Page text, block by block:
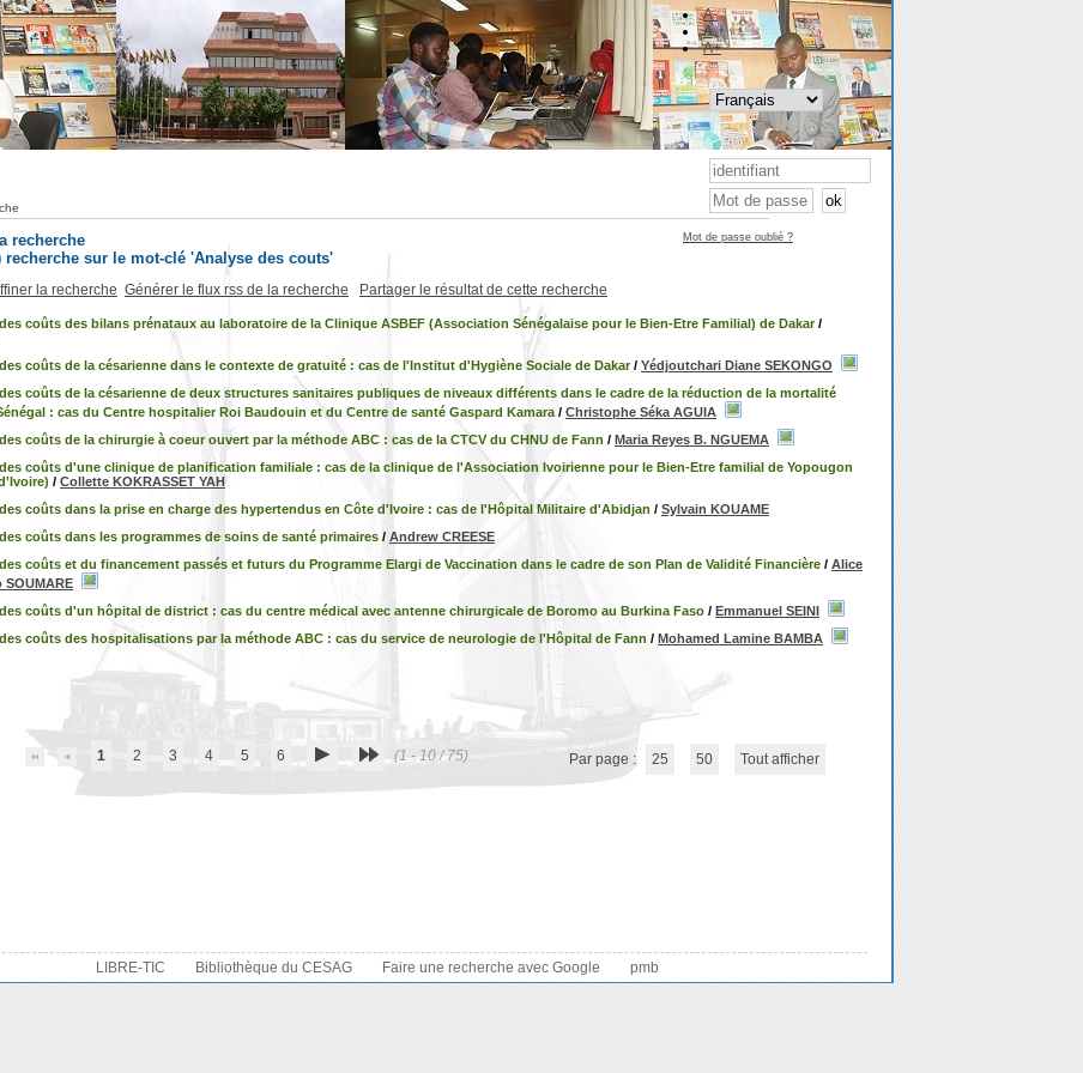
recherche
recherche sur le mot-clé 'Analyse des couts'
la recherche Générer le flux rss de la recherche Partager le résultat de cette recherche
coûts des bilans prénataux au laboratoire de la Clinique ASBEF (Association Sénégalaise pour le Bien-Etre Familial) de Dakar/
coûts de la césarienne dans le contexte de gratuité : cas de l'Institut d'Hygiène Sociale de Dakar/ Yédjoutchari Diane SEKONGO
coûts de la césarienne de deux structures sanitaires publiques de niveaux différents dans le cadre de la réduction de la mortalité
: cas du Centre hospitalier Roi Baudouin et du Centre de santé Gaspard Kamara / Christophe Séka AGUIA
coûts de la chirurgie à coeur ouvert par la méthode ABC : cas de la CTCV du CHNU de Fann / Maria Reyes B. NGUEMA
coûts d'une clinique de planification familiale : cas de la clinique de l'Association Ivoirienne pour le Bien-Etre familial de Yopougon
/ Collette KOKRASSET YAH
coûts dans la prise en charge des hypertendus en Côte d'Ivoire : cas de l'Hôpital Militaire d'Abidjan / Sylvain KOUAME
coûts dans les programmes de soins de santé primaires / Andrew CREESE
coûts et du financement passés et futurs du Programme Elargi de Vaccination dans le cadre de son Plan de Validité Financière / Alice
coûts d'un hôpital de district : cas du centre médical avec antenne chirurgicale de Boromo au Burkina Faso / Emmanuel SEINI
coûts des hospitalisations par la méthode ABC : cas du service de neurologie de l'Hôpital de Fann / Mohamed Lamine BAMBA
1 2 3 4 5 6 (1 - 10 / 75) Par page : 25 50 Tout afficher
LIBRE-TIC Bibliothèque du CESAG Faire une recherche avec Google pmb
A-
A
A+
Mot de passe oublié ?